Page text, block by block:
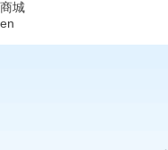
商城
en